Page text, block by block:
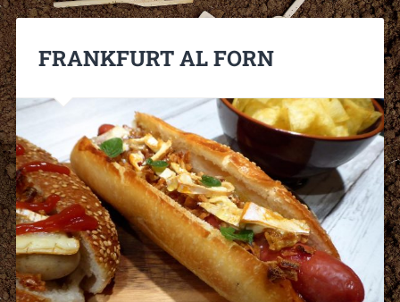
FRANKFURT AL FORN